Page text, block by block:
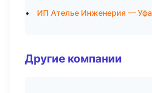
ИП Ателье Инженерия — Уфа
Другие компании